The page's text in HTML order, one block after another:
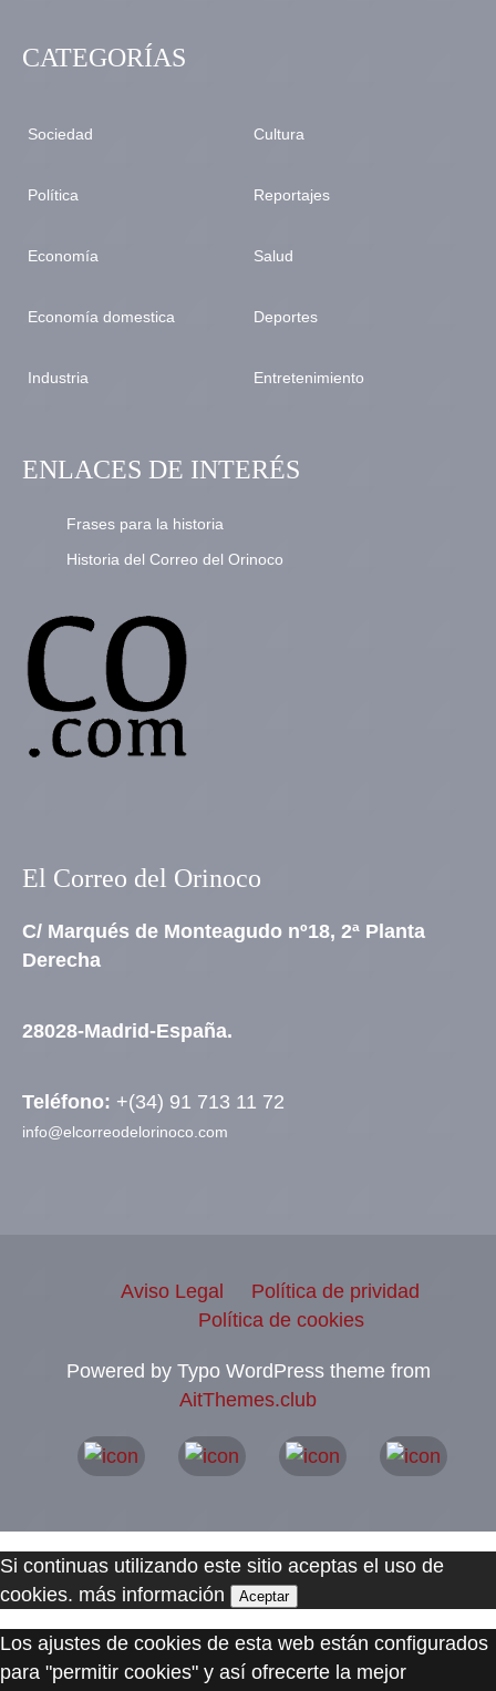
CATEGORÍAS
Sociedad
Política
Economía
Economía domestica
Industria
Cultura
Reportajes
Salud
Deportes
Entretenimiento
ENLACES DE INTERÉS
Frases para la historia
Historia del Correo del Orinoco
El Correo del Orinoco
C/ Marqués de Monteagudo nº18, 2ª Planta
Derecha
28028-Madrid-España.
Teléfono: +(34) 91 713 11 72
info@elcorreodelorinoco.com
Aviso Legal
Política de prividad
Política de cookies
Powered by Typo WordPress theme from
AitThemes.club
Si continuas utilizando este sitio aceptas el uso de
cookies. más información Aceptar
Los ajustes de cookies de esta web están configurados
para "permitir cookies" y así ofrecerte la mejor